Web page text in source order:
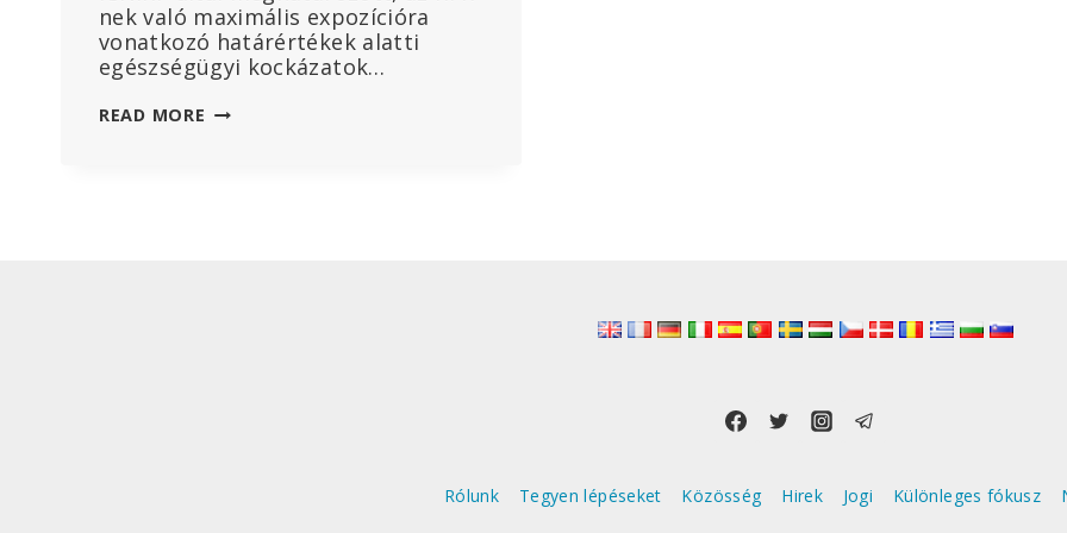
nek való maximális expozícióra
vonatkozó határértékek alatti
egészségügyi kockázatok…
READ MORE A
Rólunk Tegyen lépéseket Közösség Hirek Jogi Különleges fókusz